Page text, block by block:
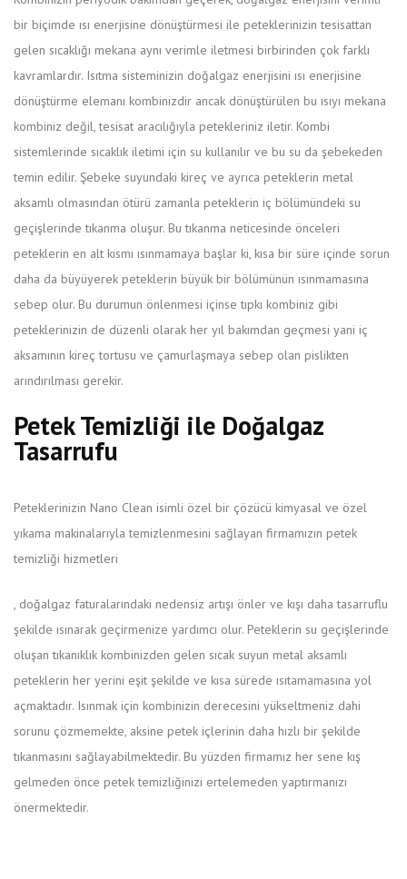
bir biçimde ısı enerjisine dönüştürmesi ile peteklerinizin tesisattan
gelen sıcaklığı mekana aynı verimle iletmesi birbirinden çok farklı
kavramlardır. Isıtma sisteminizin doğalgaz enerjisini ısı enerjisine
dönüştürme elemanı kombinizdir ancak dönüştürülen bu ısıyı mekana
kombiniz değil, tesisat aracılığıyla petekleriniz iletir. Kombi
sistemlerinde sıcaklık iletimi için su kullanılır ve bu su da şebekeden
temin edilir. Şebeke suyundaki kireç ve ayrıca peteklerin metal
aksamlı olmasından ötürü zamanla peteklerin iç bölümündeki su
geçişlerinde tıkanma oluşur. Bu tıkanma neticesinde önceleri
peteklerin en alt kısmı ısınmamaya başlar ki, kısa bir süre içinde sorun
daha da büyüyerek peteklerin büyük bir bölümünün ısınmamasına
sebep olur. Bu durumun önlenmesi içinse tıpkı kombiniz gibi
peteklerinizin de düzenli olarak her yıl bakımdan geçmesi yani iç
aksamının kireç tortusu ve çamurlaşmaya sebep olan pislikten
arındırılması gerekir.
Petek Temizliği ile Doğalgaz
Tasarrufu
Peteklerinizin Nano Clean isimli özel bir çözücü kimyasal ve özel
yıkama makinalarıyla temizlenmesini sağlayan firmamızın petek
temizliği hizmetleri
KÃ¶p
Levitra
with
Dapoxetine
Receptfritt
, doğalgaz faturalarındaki nedensiz artışı önler ve kışı daha tasarruflu
şekilde ısınarak geçirmenize yardımcı olur. Peteklerin su geçişlerinde
oluşan tıkanıklık kombinizden gelen sıcak suyun metal aksamlı
peteklerin her yerini eşit şekilde ve kısa sürede ısıtamamasına yol
açmaktadır. Isınmak için kombinizin derecesini yükseltmeniz dahi
sorunu çözmemekte, aksine petek içlerinin daha hızlı bir şekilde
tıkanmasını sağlayabilmektedir. Bu yüzden firmamız her sene kış
gelmeden önce petek temizliğinizi ertelemeden yaptırmanızı
önermektedir.